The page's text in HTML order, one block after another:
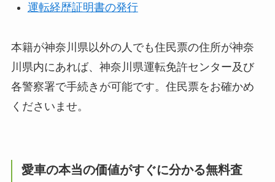
運転経歴証明書の発行
本籍が神奈川県以外の人でも住民票の住所が神奈
川県内にあれば、神奈川県運転免許センター及び
各警察署で手続きが可能です。住民票をお確かめ
くださいませ。
愛車の本当の価値がすぐに分かる無料査